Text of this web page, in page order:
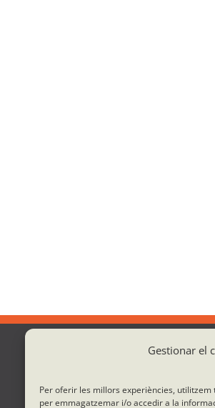
Gestionar el
Per oferir les millors experiències,
per emmagatzemar i/o accedir a la
Colaboramos